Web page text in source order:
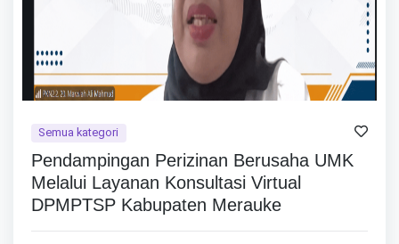
Semua kategori
Pendampingan Perizinan Berusaha UMK
Melalui Layanan Konsultasi Virtual
DPMPTSP Kabupaten Merauke